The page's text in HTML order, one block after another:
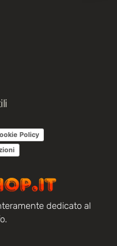
Policy
dedicato al